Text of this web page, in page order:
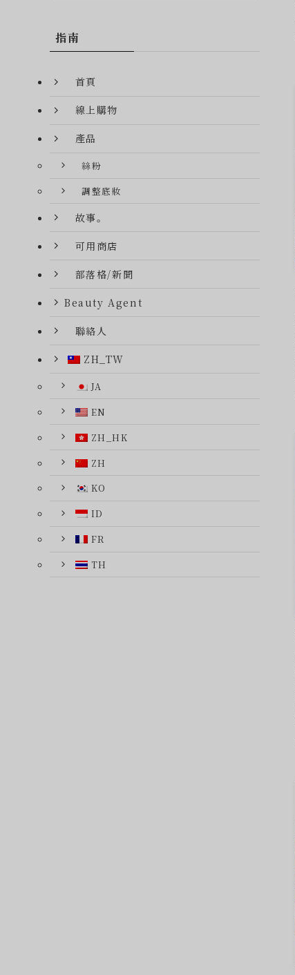
指南
首頁
線上購物
產品
絲粉
調整底妝
故事。
可用商店
部落格/新聞
Beauty Agent
聯絡人
ZH_TW
JA
EN
ZH_HK
ZH
KO
ID
FR
TH